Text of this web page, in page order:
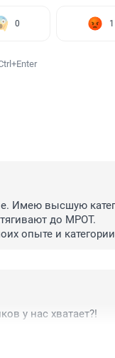
0 1
Имею высшую
до МРОТ.
опыте и
у нас хватает?!